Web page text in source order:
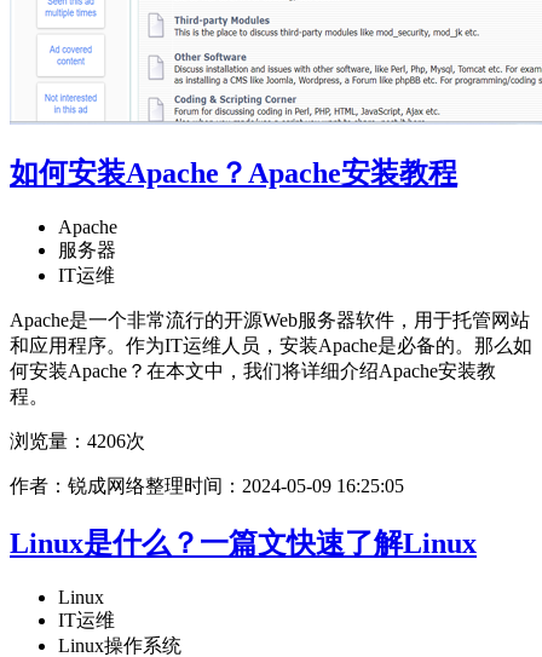
如何安装Apache？Apache安装教程
Apache
服务器
IT运维
Apache是一个非常流行的开源Web服务器软件，用于托管网站
和应用程序。作为IT运维人员，安装Apache是必备的。那么如
何安装Apache？在本文中，我们将详细介绍Apache安装教
程。
浏览量：4206次
作者：锐成网络整理时间：2024-05-09 16:25:05
Linux是什么？一篇文快速了解Linux
Linux
IT运维
Linux操作系统